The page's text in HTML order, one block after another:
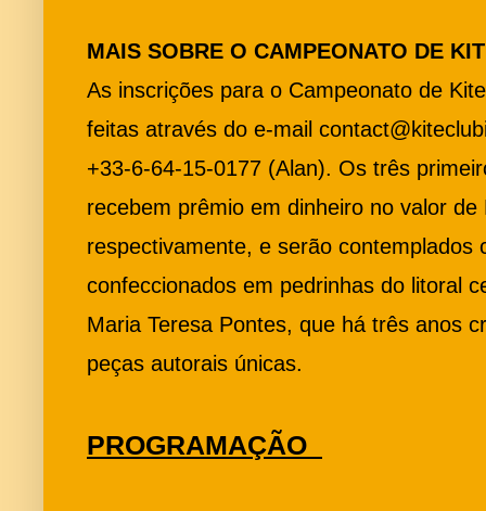
MAIS SOBRE O CAMPEONATO DE
As inscrições para o Campeonato de
feitas através do e-mail
+33-6-64-15-0177 (Alan). Os três
recebem prêmio em dinheiro no valor
respectivamente, e serão contemplados
confeccionados em pedrinhas do litoral
Maria Teresa Pontes, que há três anos
peças autorais únicas.
PROGRAMAÇÃO